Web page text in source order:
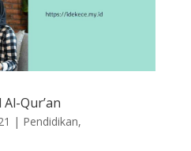
Qur’an
| Pendidikan,